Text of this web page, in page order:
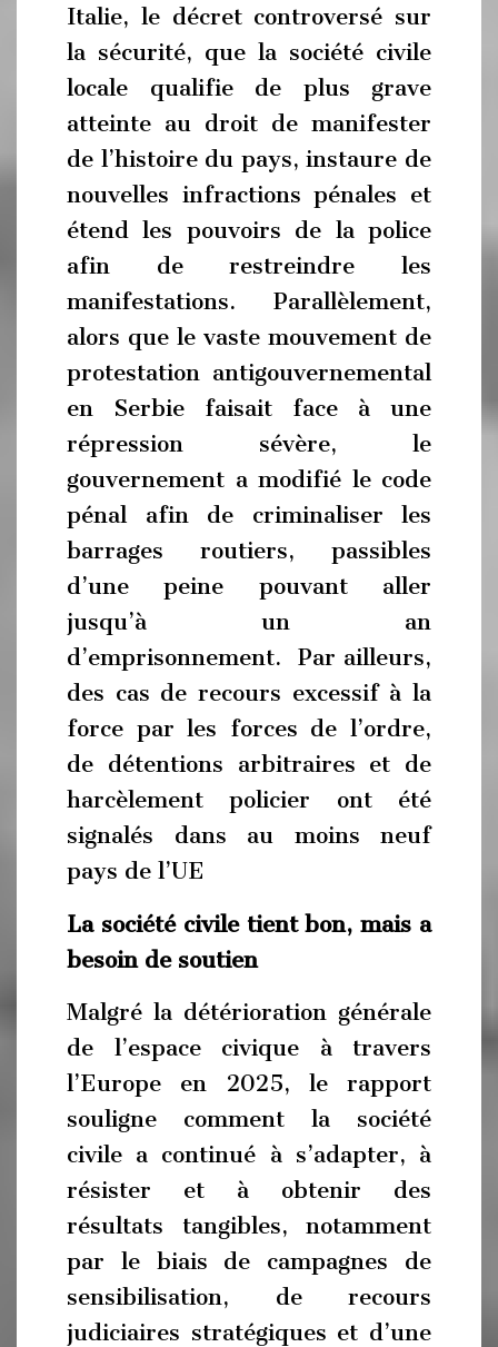
Italie, le décret controversé sur
la sécurité, que la société civile
locale qualifie de plus grave
atteinte au droit de manifester
de l’histoire du pays, instaure de
nouvelles infractions pénales et
étend les pouvoirs de la police
afin de restreindre les
manifestations. Parallèlement,
alors que le vaste mouvement de
protestation antigouvernemental
en Serbie faisait face à une
répression sévère, le
gouvernement a modifié le code
pénal afin de criminaliser les
barrages routiers, passibles
d’une peine pouvant aller
jusqu’à un an
d’emprisonnement. Par ailleurs,
des cas de recours excessif à la
force par les forces de l’ordre,
de détentions arbitraires et de
harcèlement policier ont été
signalés dans au moins neuf
pays de l’UE
La société civile tient bon, mais a
besoin de soutien
Malgré la détérioration générale
de l’espace civique à travers
l’Europe en 2025, le rapport
souligne comment la société
civile a continué à s’adapter, à
résister et à obtenir des
résultats tangibles, notamment
par le biais de campagnes de
sensibilisation, de recours
judiciaires stratégiques et d’une